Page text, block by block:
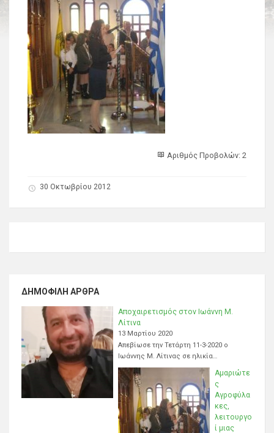
Αριθμός Προβολών: 2
30 Οκτωβρίου 2012
ΔΗΜΟΦΙΛΉ ΆΡΘΡΑ
Αποχαιρετισμός στον Ιωάννη Μ.
Λίτινα
13 Μαρτίου 2020
Απεβίωσε την Τετάρτη 11-3-2020 ο
Ιωάννης Μ. Λίτινας σε ηλικία…
Αμαριώτε
ς
Αγροφύλα
κες,
λειτουργο
ί μιας